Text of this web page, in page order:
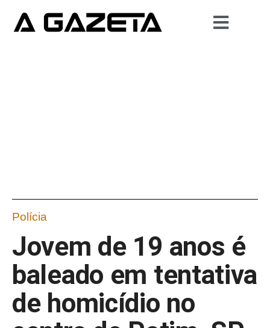
Polícia
Jovem de 19 anos é
baleado em tentativa
de homicídio no